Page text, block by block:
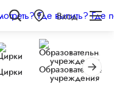
Вход
Образовательные
учреждения